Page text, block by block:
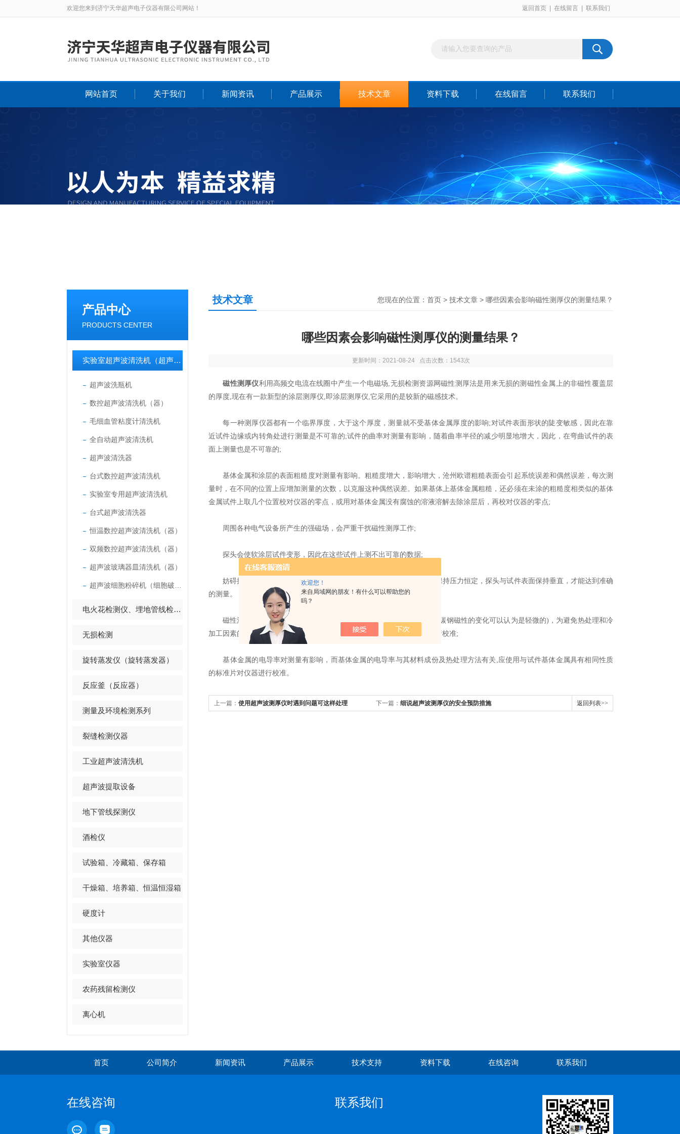
欢迎您！
来自局域网的朋友！有什么可以帮助您的
吗？
欢迎您来到济宁天华超声电子仪器有限公司网站！ 返回首页 在线留言 联系我们
网站首页 关于我们 新闻资讯 产品展示 技术文章 资料下载 在线留言 联系我们
产品中心
PRODUCTS CENTER
实验室超声波清洗机（超声波清洗器）
超声波洗瓶机
数控超声波清洗机（器）
毛细血管粘度计清洗机
全自动超声波清洗机
超声波清洗器
台式数控超声波清洗机
实验室专用超声波清洗机
台式超声波清洗器
恒温数控超声波清洗机（器）
双频数控超声波清洗机（器）
超声波玻璃器皿清洗机（器）
电火花检测仪、埋地管线检测仪
无损检测
旋转蒸发仪（旋转蒸发器）
反应釜（反应器）
测量及环境检测系列
裂缝检测仪器
工业超声波清洗机
超声波提取设备
地下管线探测仪
酒检仪
试验箱、冷藏箱、保存箱
干燥箱、培养箱、恒温恒湿箱
硬度计
其他仪器
实验室仪器
农药残留检测仪
离心机
技术文章 您现在的位置： 首页 > 技术文章 > 哪些因素会影响磁性测厚仪的测量结果？
哪些因素会影响磁性测厚仪的测量结果？
更新时间：2021-08-24 点击次数：1543次
磁性测厚仪利用高频交电流在线圈中产生一个电磁场,无损检测资源网磁性测厚法是用来无损的测磁性金属上的非磁性覆盖层
的厚度,现在有一款新型的涂层测厚仪,即涂层测厚仪,它采用的是较新的磁感技术。
每一种测厚仪器都有一个临界厚度，大于这个厚度，测量就不受基体金属厚度的影响;对试件表面形状的陡变敏感，因此在靠
近试件边缘或内转角处进行测量是不可靠的;试件的曲率对测量有影响，随着曲率半径的减少明显地增大，因此，在弯曲试件的表
面上测量也是不可靠的;
基体金属和涂层的表面粗糙度对测量有影响。粗糙度增大，影响增大，沧州欧谱粗糙表面会引起系统误差和偶然误差，每次测
量时，在不同的位置上应增加测量的次数，以克服这种偶然误差。如果基体上基体金属粗糙，还必须在未涂的粗糙度相类似的基体
金属试件上取几个位置校对仪器的零点，或用对基体金属没有腐蚀的溶液溶解去除涂层后，再校对仪器的零点;
周围各种电气设备所产生的强磁场，会严重干扰磁性测厚工作;
探头会使软涂层试件变形，因此在这些试件上测不出可靠的数据;
妨碍探头与涂层表面紧密接触的附着物质，必须清除，在测量中，要保持压力恒定，探头与试件表面保持垂直，才能达到准确
的测量。
磁性法测量厚度受基体金属性变化的影响(在实际应用中，无损检测低碳钢磁性的变化可以认为是轻微的)，为避免热处理和冷
加工因素的影响，应使用与试件基体金属具有相同性质的标准片对仪器进行校准;
基体金属的电导率对测量有影响，而基体金属的电导率与其材料成份及热处理方法有关,应使用与试件基体金属具有相同性质
的标准片对仪器进行校准。
上一篇： 使用超声波测厚仪时遇到问题可这样处理 下一篇： 细说超声波测厚仪的安全预防措施 返回列表>>
首页 公司简介 新闻资讯 产品展示 技术支持 资料下载 在线咨询 联系我们
在线咨询 联系我们